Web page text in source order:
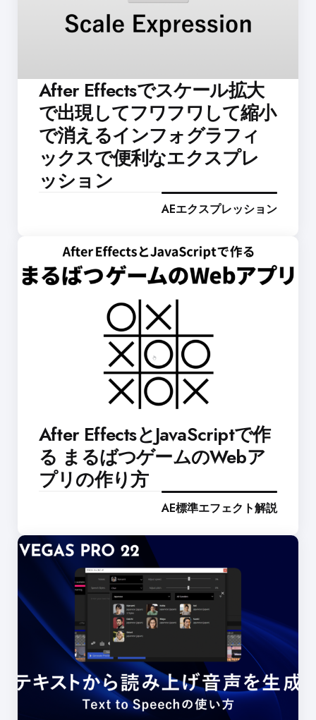
After Effectsでスケール拡大
で出現してフワフワして縮小
で消えるインフォグラフィ
ックスで便利なエクスプレ
ッション
AEエクスプレッション
After EffectsとJavaScriptで作
る まるばつゲームのWebア
プリの作り方
AE標準エフェクト解説